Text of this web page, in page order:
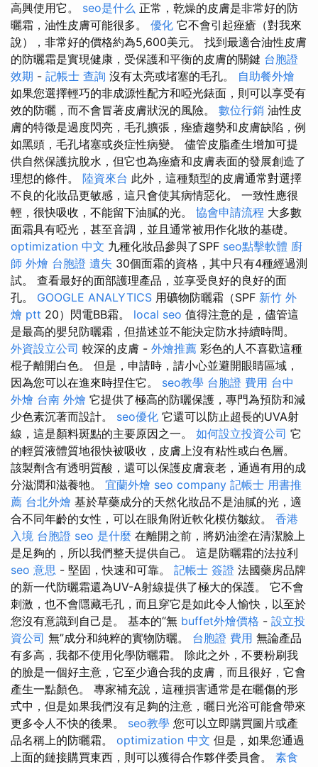
高興使用它。 seo是什么 正常，乾燥的皮膚是非常好的防
曬霜，油性皮膚可能很多。 優化 它不會引起痤瘡（對我來
說），非常好的價格約為5,600美元。 找到最適合油性皮膚
的防曬霜是實現健康，受保護和平衡的皮膚的關鍵 台胞證
效期 - 記帳士 查詢 沒有太亮或堵塞的毛孔。 自助餐外燴
如果您選擇輕巧的非成源性配方和啞光錶面，則可以享受有
效的防曬，而不會冒著皮膚狀況的風險。 數位行銷 油性皮
膚的特徵是過度閃亮，毛孔擴張，痤瘡趨勢和皮膚缺陷，例
如黑頭，毛孔堵塞或炎症性病變。 儘管皮脂產生增加可提
供自然保護抗脫水，但它也為痤瘡和皮膚表面的發展創造了
理想的條件。 陸資來台 此外，這種類型的皮膚通常對選擇
不良的化妝品更敏感，這只會使其病情惡化。 一致性應很
輕，很快吸收，不能留下油膩的光。 協會申請流程 大多數
面霜具有啞光，甚至音調，並且通常被用作化妝的基礎。
optimization 中文 九種化妝品參與了SPF seo點擊軟體 廚
師 外燴 台胞證 遺失 30個面霜的資格，其中只有4種經過測
試。 查看最好的面部護理產品，並享受良好的良好的面
孔。 GOOGLE ANALYTICS 用礦物防曬霜（SPF 新竹 外
燴 ptt 20）閃電BB霜。 local seo 值得注意的是，儘管這
是最高的嬰兒防曬霜，但描述並不能決定防水持續時間。
外資設立公司 較深的皮膚 - 外燴推薦 彩色的人不喜歡這種
棍子離開白色。 但是，申請時，請小心並避開眼睛區域，
因為您可以在進來時捏住它。 seo教學 台胞證 費用 台中
外燴 台南 外燴 它提供了極高的防曬保護，專門為預防和減
少色素沉著而設計。 seo優化 它還可以防止超長的UVA射
線，這是顏料斑點的主要原因之一。 如何設立投資公司 它
的輕質液體質地很快被吸收，皮膚上沒有粘性或白色層。
該製劑含有透明質酸，還可以保護皮膚衰老，通過有用的成
分滋潤和滋養牠。 宜蘭外燴 seo company 記帳士 用書推
薦 台北外燴 基於草藥成分的天然化妝品不是油膩的光，適
合不同年齡的女性，可以在眼角附近軟化模仿皺紋。 香港
入境 台胞證 seo 是什麼 在離開之前，將奶油塗在清潔臉上
是足夠的，所以我們整天提供自己。 這是防曬霜的法拉利
seo 意思 - 堅固，快速和可靠。 記帳士 簽證 法國藥房品牌
的新一代防曬霜還為UV-A射線提供了極大的保護。 它不會
刺激，也不會隱藏毛孔，而且穿它是如此令人愉快，以至於
您沒有意識到自己是。 基本的“無 buffet外燴價格 - 設立投
資公司 無”成分和純粹的實物防曬。 台胞證 費用 無論產品
有多高，我都不使用化學防曬霜。 除此之外，不要粉刷我
的臉是一個好主意，它至少適合我的皮膚，而且很好，它會
產生一點顏色。 專家補充說，這種損害通常是在曬傷的形
式中，但是如果我們沒有足夠的注意，曬日光浴可能會帶來
更多令人不快的後果。 seo教學 您可以立即購買圖片或產
品名稱上的防曬霜。 optimization 中文 但是，如果您通過
上面的鏈接購買東西，則可以獲得合作夥伴委員會。 素食